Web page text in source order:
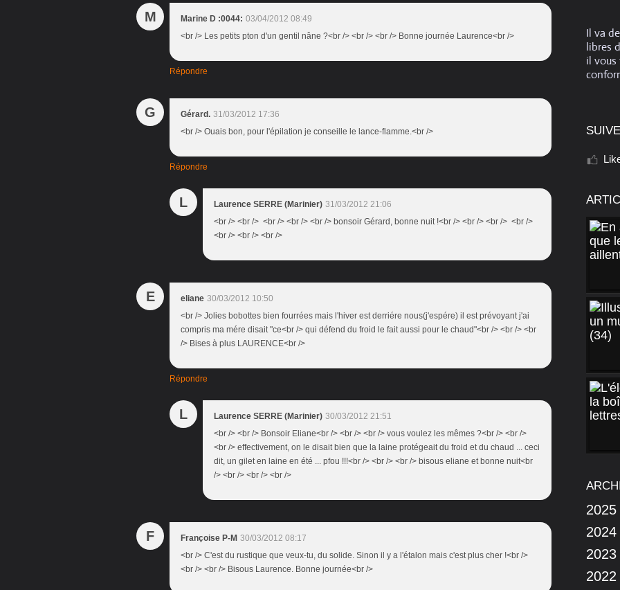
M Marine D :0044: 03/04/2012 08:49
<br /> Les petits pton d'un gentil nâne ?<br /> <br /> <br /> Bonne journée Laurence<br />
Répondre
G Gérard. 31/03/2012 17:36
<br /> Ouais bon, pour l'épilation je conseille le lance-flamme.<br />
Répondre
L Laurence SERRE (Marinier) 31/03/2012 21:06
<br /> <br /> <br /> <br /> <br /> bonsoir Gérard, bonne nuit !<br /> <br /> <br /> <br />
<br /> <br /> <br />
E eliane 30/03/2012 10:50
<br /> Jolies bobottes bien fourrées mais l'hiver est derriére nous(j'espére) il est prévoyant j'ai
compris ma mére disait "ce<br /> qui défend du froid le fait aussi pour le chaud"<br /> <br /> <br
/> Bises à plus LAURENCE<br />
Répondre
L Laurence SERRE (Marinier) 30/03/2012 21:51
<br /> <br /> Bonsoir Eliane<br /> <br /> <br /> vous voulez les mêmes ?<br /> <br />
<br /> effectivement, on le disait bien que la laine protégeait du froid et du chaud ... ceci
dit, un gilet en laine en été ... pfou !!!<br /> <br /> <br /> bisous eliane et bonne nuit<br
/> <br /> <br /> <br />
F Françoise P-M 30/03/2012 08:17
<br /> C'est du rustique que veux-tu, du solide. Sinon il y a l'étalon mais c'est plus cher !<br />
<br /> <br /> Bisous Laurence. Bonne journée<br />
Il va
libres
il vous
2025
2024
2023
2022